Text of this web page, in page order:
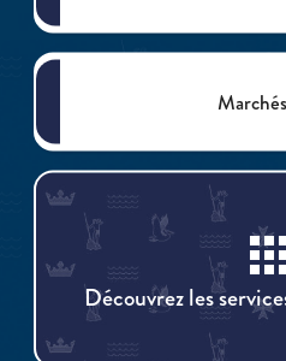
Découvrez les